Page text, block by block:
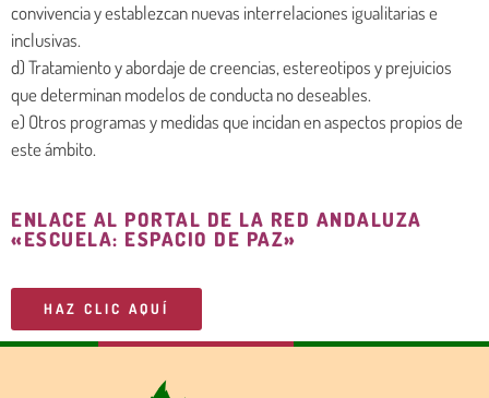
convivencia y establezcan nuevas interrelaciones igualitarias e
inclusivas.
d) Tratamiento y abordaje de creencias, estereotipos y prejuicios
que determinan modelos de conducta no deseables.
e) Otros programas y medidas que incidan en aspectos propios de
este ámbito.
ENLACE AL PORTAL DE LA RED ANDALUZA
«ESCUELA: ESPACIO DE PAZ»
HAZ CLIC AQUÍ